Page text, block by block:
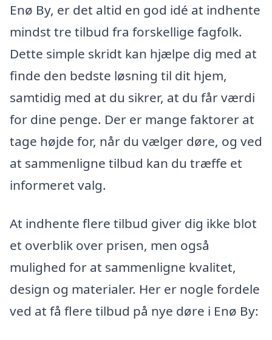
Enø By, er det altid en god idé at indhente
mindst tre tilbud fra forskellige fagfolk.
Dette simple skridt kan hjælpe dig med at
finde den bedste løsning til dit hjem,
samtidig med at du sikrer, at du får værdi
for dine penge. Der er mange faktorer at
tage højde for, når du vælger døre, og ved
at sammenligne tilbud kan du træffe et
informeret valg.
At indhente flere tilbud giver dig ikke blot
et overblik over prisen, men også
mulighed for at sammenligne kvalitet,
design og materialer. Her er nogle fordele
ved at få flere tilbud på nye døre i Enø By: